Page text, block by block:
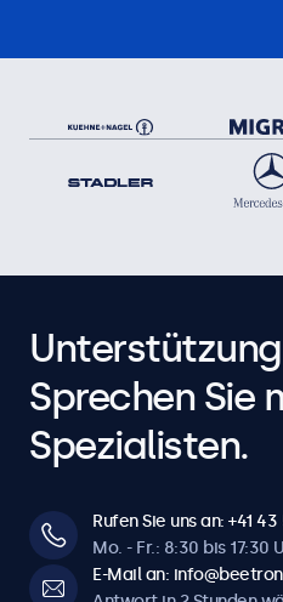
Sprechen Sie
Spezialisten.
Rufen Sie uns an: +41
Mo. - Fr.: 8:30 bis 17:30
E-Mail an: